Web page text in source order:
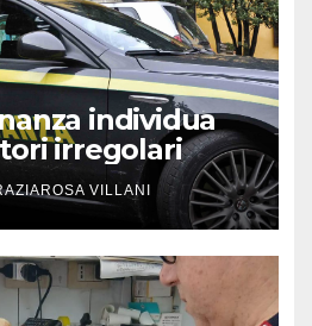
individua
irregolari
VILLANI